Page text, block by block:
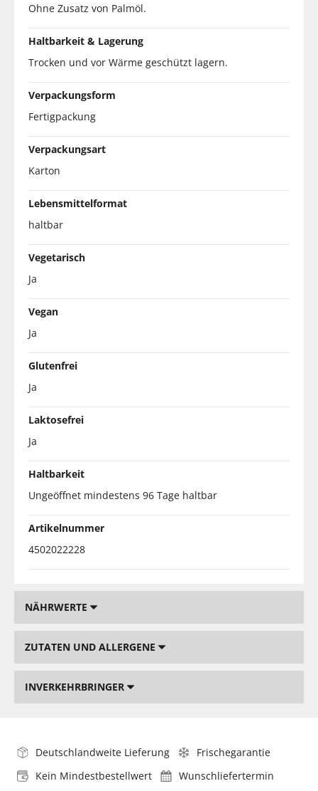
Ohne Zusatz von Palmöl.
Haltbarkeit & Lagerung
Trocken und vor Wärme geschützt lagern.
Verpackungsform
Fertigpackung
Verpackungsart
Karton
Lebensmittelformat
haltbar
Vegetarisch
Ja
Vegan
Ja
Glutenfrei
Ja
Laktosefrei
Ja
Haltbarkeit
Ungeöffnet mindestens 96 Tage haltbar
Artikelnummer
4502022228
NÄHRWERTE
ZUTATEN UND ALLERGENE
INVERKEHRBRINGER
Deutschlandweite Lieferung
Frischegarantie
Kein Mindestbestellwert
Wunschliefertermin